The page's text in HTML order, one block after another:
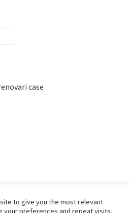
case
to give you the most relevant
your preferences and repeat visits.